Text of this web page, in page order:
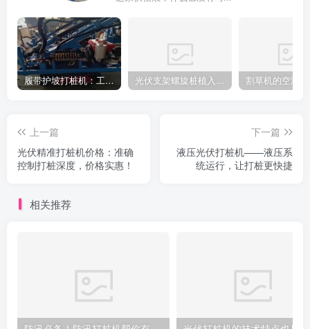
履带护坡打桩机：工地施工利器 光伏支架螺旋桩植入设备：高效光伏支架安装工具，螺旋桩植入快速稳固
上一篇
光伏精准打桩机价格：准确
控制打桩深度，价格实惠！
下一篇
液压光伏打桩机——液压系
统运行，让打桩更快捷
相关推荐